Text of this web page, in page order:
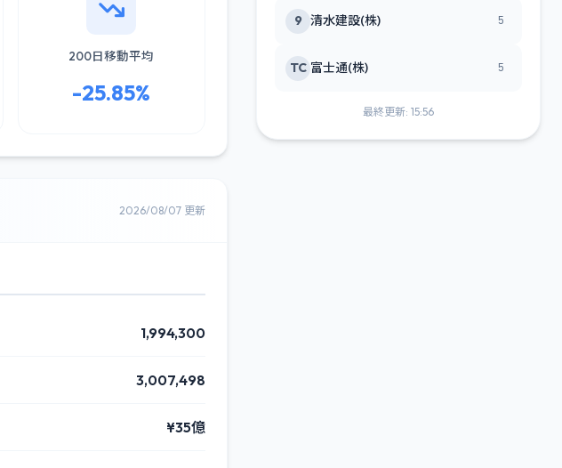
200日移動平均
-25.85%
2026/08/07 更新
1,994,300
3,007,498
¥35億
9 清水建設(株) 5
TC 富士通(株) 5
最終更新: 15:56